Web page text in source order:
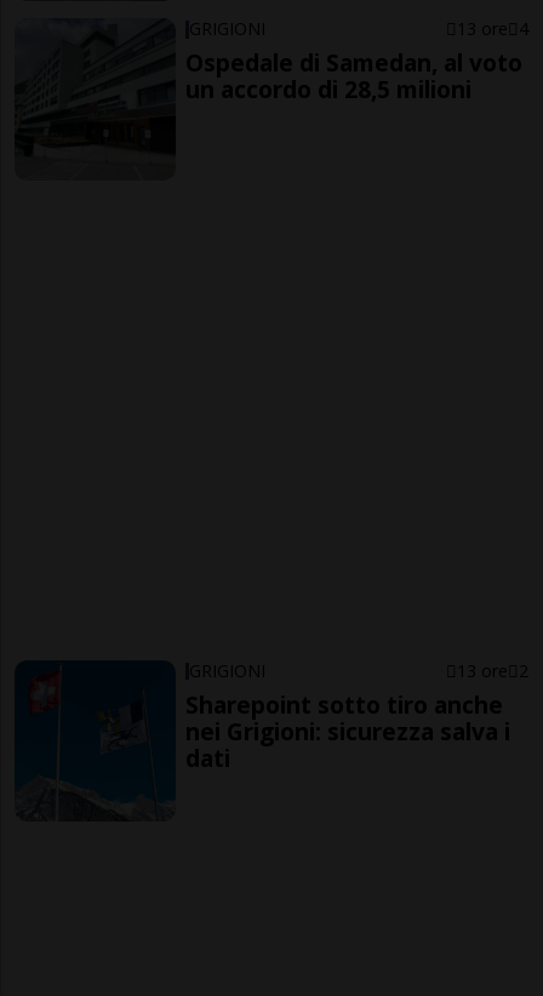
GRIGIONI 13 ore 4
Ospedale di Samedan, al voto
un accordo di 28,5 milioni
GRIGIONI 13 ore 2
Sharepoint sotto tiro anche
nei Grigioni: sicurezza salva i
dati